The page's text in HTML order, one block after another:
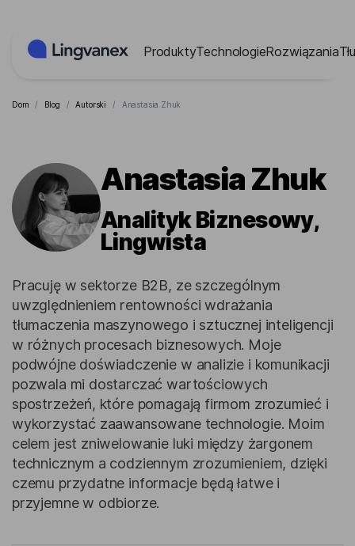
ProduktyTechnologieRozwiązania
Dom / Blog / Autorski / Аnastasia Zhuk
Аnastasia Zhuk
Analityk Biznesowy,
Lingwista
Pracuję w sektorze B2B, ze szczególnym
uwzględnieniem rentowności wdrażania
tłumaczenia maszynowego i sztucznej inteligencji
w różnych procesach biznesowych. Moje
podwójne doświadczenie w analizie i komunikacji
pozwala mi dostarczać wartościowych
spostrzeżeń, które pomagają firmom zrozumieć i
wykorzystać zaawansowane technologie. Moim
celem jest zniwelowanie luki między żargonem
technicznym a codziennym zrozumieniem, dzięki
czemu przydatne informacje będą łatwe i
przyjemne w odbiorze.